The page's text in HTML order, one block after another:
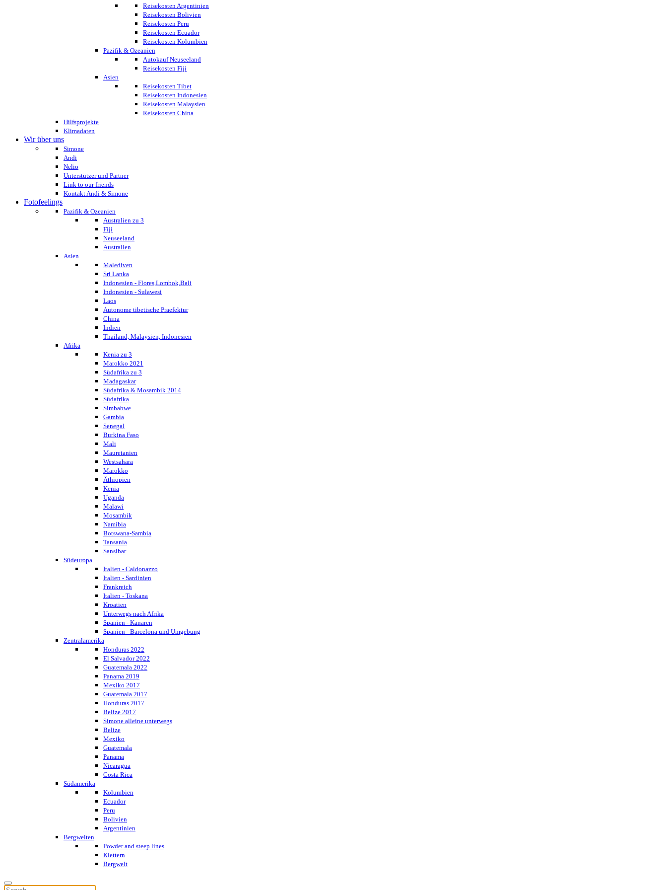
Reisekosten Argentinien
Reisekosten Bolivien
Reisekosten Peru
Reisekosten Ecuador
Reisekosten Kolumbien
Pazifik & Ozeanien
Autokauf Neuseeland
Reisekosten Fiji
Asien
Reisekosten Tibet
Reisekosten Indonesien
Reisekosten Malaysien
Reisekosten China
Hilfsprojekte
Klimadaten
Wir über uns
Simone
Andi
Nelio
Unterstützer und Partner
Link to our friends
Kontakt Andi & Simone
Fotofeelings
Pazifik & Ozeanien
Australien zu 3
Fiji
Neuseeland
Australien
Asien
Malediven
Sri Lanka
Indonesien - Flores,Lombok,Bali
Indonesien - Sulawesi
Laos
Autonome tibetische Praefektur
China
Indien
Thailand, Malaysien, Indonesien
Afrika
Kenia zu 3
Marokko 2021
Südafrika zu 3
Madagaskar
Südafrika & Mosambik 2014
Südafrika
Simbabwe
Gambia
Senegal
Burkina Faso
Mali
Mauretanien
Westsahara
Marokko
Äthiopien
Kenia
Uganda
Malawi
Mosambik
Namibia
Botswana-Sambia
Tansania
Sansibar
Südeuropa
Italien - Caldonazzo
Italien - Sardinien
Frankreich
Italien - Toskana
Kroatien
Unterwegs nach Afrika
Spanien - Kanaren
Spanien - Barcelona und Umgebung
Zentralamerika
Honduras 2022
El Salvador 2022
Guatemala 2022
Panama 2019
Mexiko 2017
Guatemala 2017
Honduras 2017
Belize 2017
Simone alleine unterwegs
Belize
Mexiko
Guatemala
Panama
Nicaragua
Costa Rica
Südamerika
Kolumbien
Ecuador
Peru
Bolivien
Argentinien
Bergwelten
Powder and steep lines
Klettern
Bergwelt